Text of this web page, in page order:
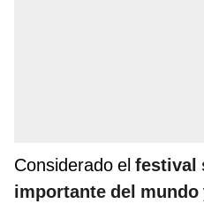
Considerado el festival
importante del mundo